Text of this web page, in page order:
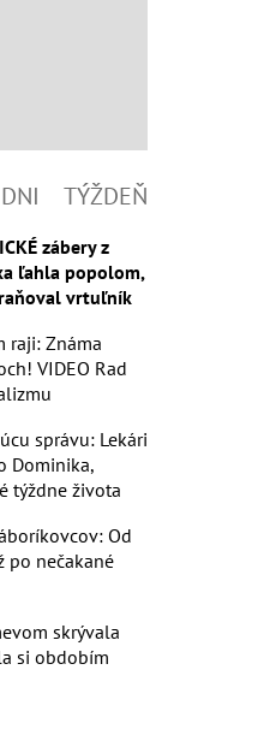
TÝŽDEŇ
zábery z
ľahla popolom,
vrtuľník
raji: Známa
VIDEO Rad
správu: Lekári
Dominika,
týždne života
Od
po nečakané
skrývala
si obdobím